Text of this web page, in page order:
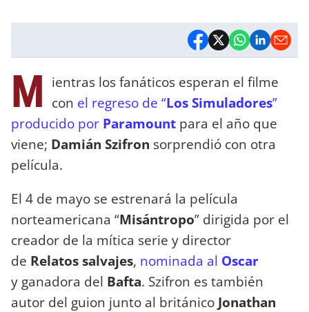
M ientras los fanáticos esperan el filme
con el regreso de “Los Simuladores”
producido por Paramount para el año que
viene; Damián Szifron sorprendió con otra
película.
El 4 de mayo se estrenará la película
norteamericana “Misántropo” dirigida por el
creador de la mítica serie y director
de Relatos salvajes, nominada al Oscar
y ganadora del Bafta. Szifron es también
autor del guion junto al británico Jonathan